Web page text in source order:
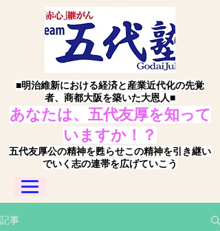
■明治維新における経済と産業近代化の先覚
者、商都大阪を築いた大恩人■
あなたは、五代友厚を知って
いますか！？
五代友厚公の精神を甦らせこの精神を引き継い
でいく志の連帯を広げていこう
記事